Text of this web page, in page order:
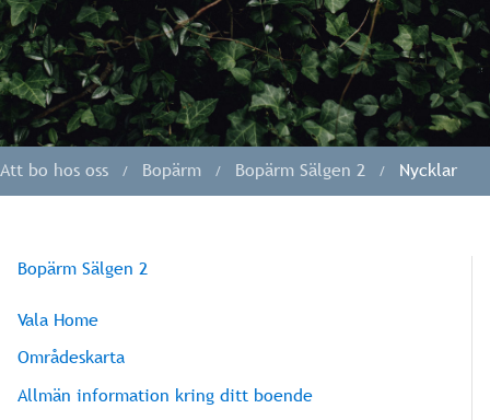
Att bo hos oss Bopärm Bopärm Sälgen 2 Nycklar
Bopärm Sälgen 2
Vala Home
Områdeskarta
Allmän information kring ditt boende